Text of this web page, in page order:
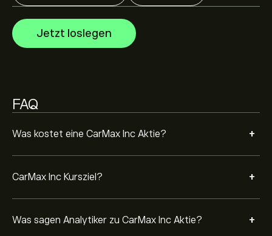
Jetzt loslegen
FAQ
Was kostet eine CarMax Inc Aktie? +
CarMax Inc Kursziel? +
Was sagen Analytiker zu CarMax Inc Aktie? +
USD
Konsens: Halten.